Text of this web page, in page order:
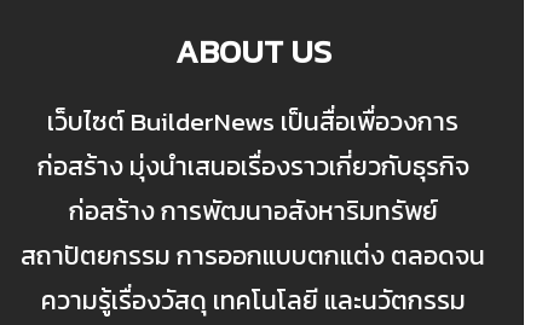
ABOUT US
เว็บไซต์ BuilderNews เป็นสื่อเพื่อวงการ
ก่อสร้าง มุ่งนำเสนอเรื่องราวเกี่ยวกับธุรกิจ
ก่อสร้าง การพัฒนาอสังหาริมทรัพย์
สถาปัตยกรรม การออกแบบตกแต่ง ตลอดจน
ความรู้เรื่องวัสดุ เทคโนโลยี และนวัตกรรม